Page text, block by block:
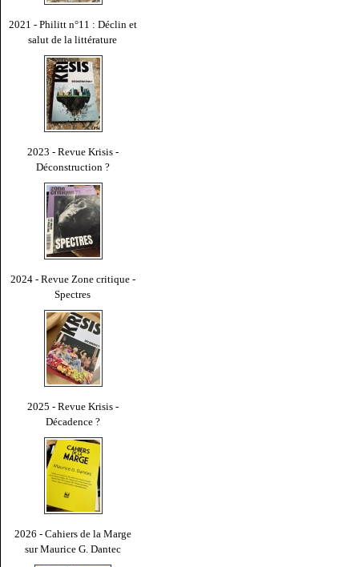
2021 - Philitt n°11 : Déclin et
salut de la littérature
2023 - Revue Krisis -
Déconstruction ?
2024 - Revue Zone critique -
Spectres
2025 - Revue Krisis -
Décadence ?
2026 - Cahiers de la Marge
sur Maurice G. Dantec